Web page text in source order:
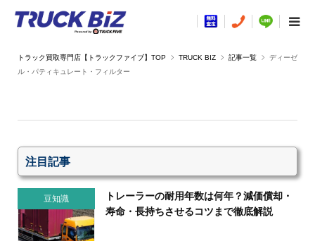
TRUCK BIZ 記事一覧
ディーゼ
ル・パティキュレート・フィルター
注目記事
豆知識
トレーラーの耐用年数は何年？減価償却・
寿命・長持ちさせるコツまで徹底解説